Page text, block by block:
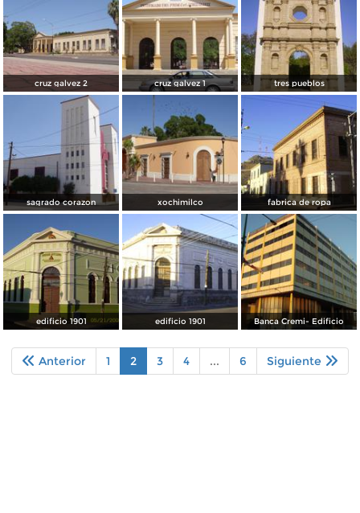
cruz galvez 2 cruz galvez 1 tres pueblos
sagrado corazon xochimilco fabrica de ropa
edificio 1901 edificio 1901 Banca Cremi- Edificio
Anterior 1 2 3 4 ... 6 Siguiente